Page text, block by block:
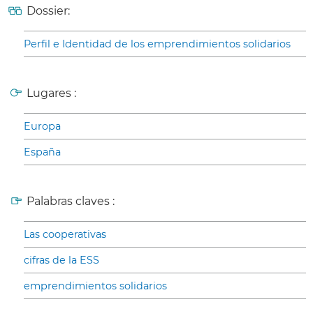
Dossier:
Perfil e Identidad de los emprendimientos solidarios
Lugares :
Europa
España
Palabras claves :
Las cooperativas
cifras de la ESS
emprendimientos solidarios